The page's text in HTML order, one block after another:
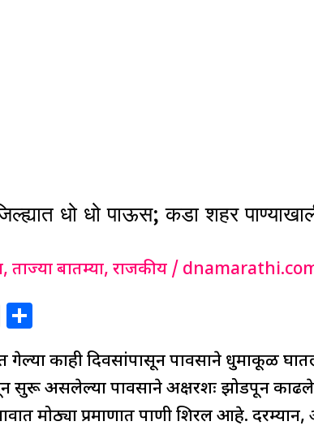
धो धो पाऊस; कडा शहर
,ताज्या बातम्या,राजकीय /
X
ar
e
गेल्या काही दिवसांपासून पावसाने धुमाकूळ
सुरू असलेल्या पावसाने अक्षरशः झोडपून
मोठ्या प्रमाणात पाणी शिरल आहे. दरम्यान,